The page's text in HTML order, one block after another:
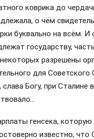
коврика до
о чём
буквально на всём. И
государству,
разрешены
для
слава Богу, при Сталине
генсека,
известно, что